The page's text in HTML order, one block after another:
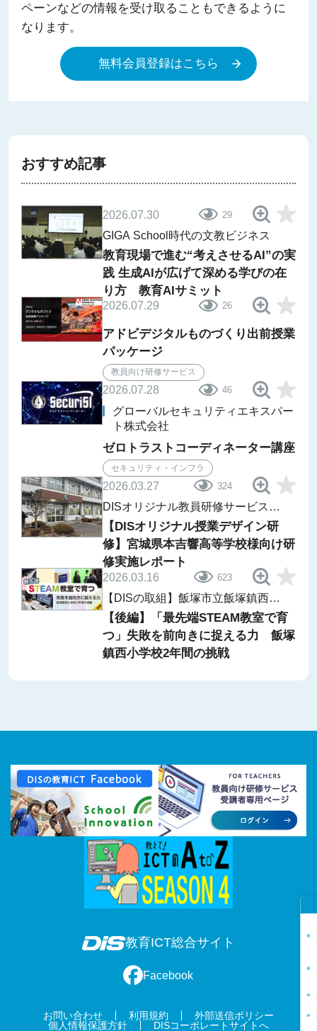
ペーンなどの情報を受け取ることもできるように
なります。
無料会員登録はこちら
おすすめ記事
2026.07.30 29
GIGA School時代の文教ビジネス
教育現場で進む“考えさせるAI”の実
践 生成AIが広げて深める学びの在
り方 教育AIサミット
2026.07.29 26
教員向け研修サービス
アドビデジタルものづくり出前授業
パッケージ
2026.07.28 46
グローバルセキュリティエキスパー
ト株式会社
セキュリティ・インフラ
ゼロトラストコーディネーター講座
2026.03.27 324
DISオリジナル教員研修サービス
レポート
【DISオリジナル授業デザイン研
修】宮城県本吉響高等学校様向け研
修実施レポート
2026.03.16 623
【DISの取組】飯塚市立飯塚鎮西小
学校「ii-Lab」
【後編】「最先端STEAM教室で育
つ」失敗を前向きに捉える力 飯塚
鎮西小学校2年間の挑戦
教育ICT総合サイト
Facebook
お問い合わせ 利用規約
外部送信ポリシー
個人情報保護方針
DISコーポレートサイトへ